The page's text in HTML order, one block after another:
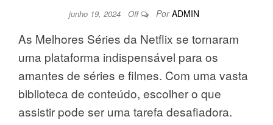
junho 19, 2024 Off Por ADMIN
As Melhores Séries da Netflix se tornaram
uma plataforma indispensável para os
amantes de séries e filmes. Com uma vasta
biblioteca de conteúdo, escolher o que
assistir pode ser uma tarefa desafiadora.